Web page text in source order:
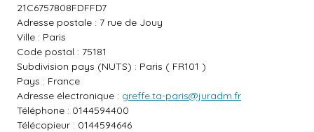
21C6757808FDFFD7
Adresse postale : 7 rue de Jouy
Ville : Paris
Code postal : 75181
Subdivision pays (NUTS) : Paris ( FR101 )
Pays : France
Adresse électronique : greffe.ta-paris@juradm.fr
Téléphone : 0144594400
Télécopieur : 0144594646